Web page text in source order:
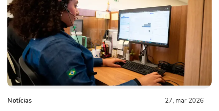
Notícias 27, mar 2026